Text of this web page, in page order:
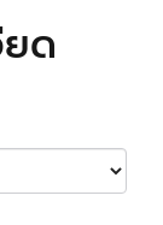
ด